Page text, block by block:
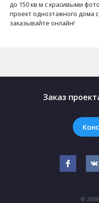
до 150 кв м с красивыми
проект одноэтажного дома
заказывайте онлайн!
Заказ
©